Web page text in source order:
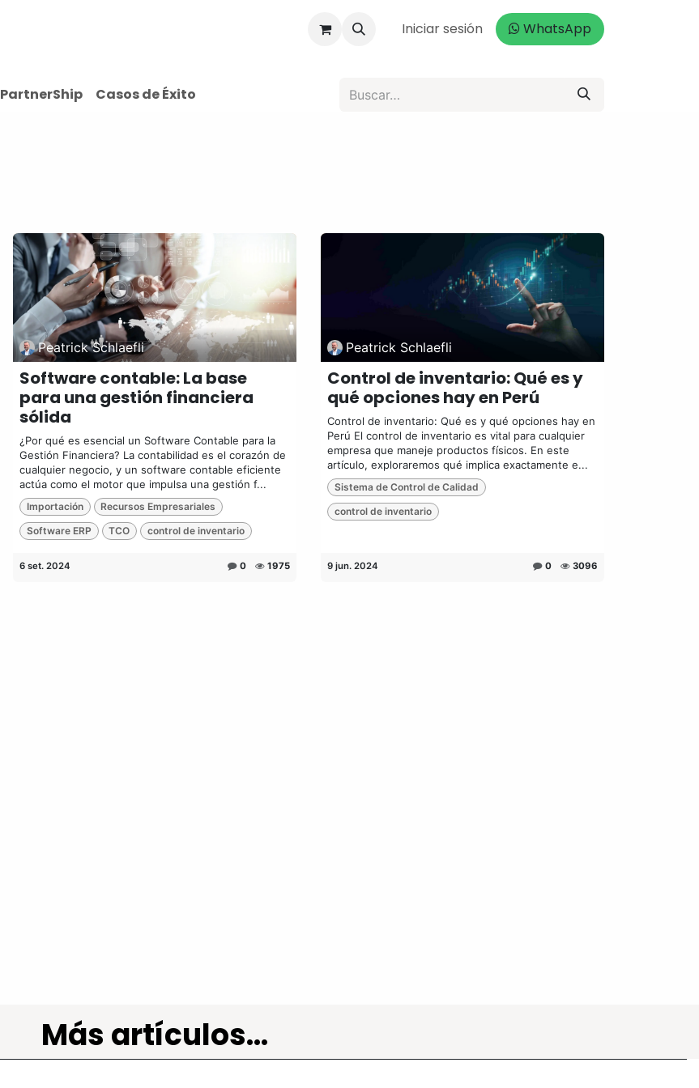
Ayuda Iniciar sesión WhatsApp
PartnerShip Casos de Éxito
Peatrick Schlaefli
Software contable: La base
para una gestión financiera
sólida
¿Por qué es esencial un Software Contable para la
Gestión Financiera? La contabilidad es el corazón de
cualquier negocio, y un software contable eficiente
actúa como el motor que impulsa una gestión f...
Importación Recursos Empresariales
Software ERP TCO control de inventario
6 set. 2024 0 1975
Peatrick Schlaefli
Control de inventario: Qué es y
qué opciones hay en Perú
Control de inventario: Qué es y qué opciones hay en
Perú El control de inventario es vital para cualquier
empresa que maneje productos físicos. En este
artículo, exploraremos qué implica exactamente e...
Sistema de Control de Calidad
control de inventario
9 jun. 2024 0 3096
Más artículos...